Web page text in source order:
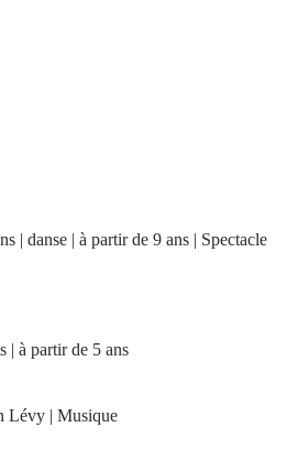
| danse | à partir de 9 ans | Spectacle
| à partir de 5 ans
Lévy | Musique